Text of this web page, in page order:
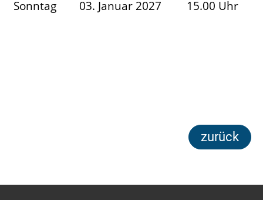
Sonntag
03. Januar 2027 15.00 Uhr
zurück